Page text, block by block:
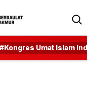
#Kongres Umat Islam